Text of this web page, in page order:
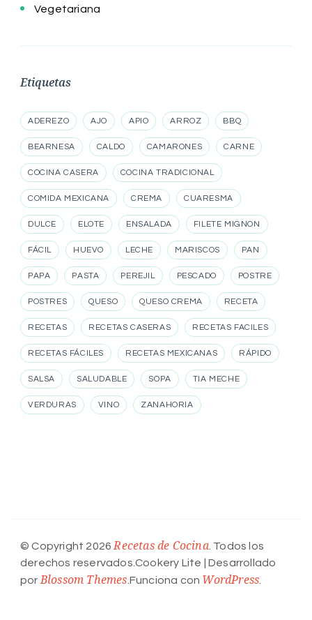
Vegetariana
Etiquetas
ADEREZO AJO APIO ARROZ BBQ
BEARNESA CALDO CAMARONES CARNE
COCINA CASERA COCINA TRADICIONAL
COMIDA MEXICANA CREMA CUARESMA
DULCE ELOTE ENSALADA FILETE MIGNON
FÁCIL HUEVO LECHE MARISCOS PAN
PAPA PASTA PEREJIL PESCADO POSTRE
POSTRES QUESO QUESO CREMA RECETA
RECETAS RECETAS CASERAS RECETAS FACILES
RECETAS FÁCILES RECETAS MEXICANAS RÁPIDO
SALSA SALUDABLE SOPA TIA MECHE
VERDURAS VINO ZANAHORIA
© Copyright 2026Recetas de Cocina. Todos los
derechos reservados.Cookery Lite | Desarrollado
porBlossom Themes.Funciona con WordPress.